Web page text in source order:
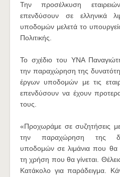
Την προσέλκυση
επενδύσουν σε ελληνικά
υποδομών μελετά το
Πολιτικής.
Το σχέδιο του ΥΝΑ
την παραχώρηση της
έργων υποδομών με τις
επενδύσουν να έχουν
τους.
«Προχωράμε σε συζητήσεις με
την παραχώρηση της
υποδομών σε λιμάνια που
τη χρήση που θα γίνεται.
Κατάκολο για παράδειγμα.